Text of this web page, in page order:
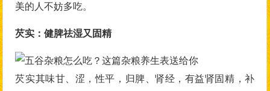
美的人不妨多吃。
芡实：健脾祛湿又固精
芡实其味甘、涩，性平，归脾、肾经，有益肾固精，补